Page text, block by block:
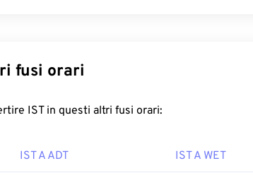
fusi orari
IST in questi altri fusi orari:
IST A ADT IST A WET